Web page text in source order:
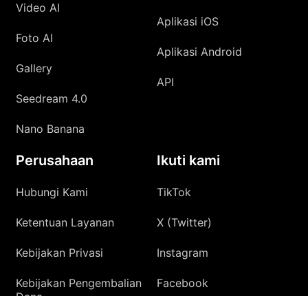
Video AI
Foto AI
Gallery
Seedream 4.0
Nano Banana
Aplikasi iOS
Aplikasi Android
API
Perusahaan
Hubungi Kami
Ketentuan Layanan
Kebijakan Privasi
Kebijakan Pengembalian
Ikuti kami
TikTok
X (Twitter)
Instagram
Facebook